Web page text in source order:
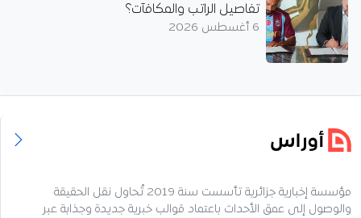
تفاصيل الراتب والمكافآت؟
6 أغسطس 2026
مؤسسة إخبارية جزائرية تأسست سنة 2019 تُحاول نقل الحقيقة
والوصول إلى عمق الأحداث باعتماد قوالب خبرية جديدة وجذابة عبر